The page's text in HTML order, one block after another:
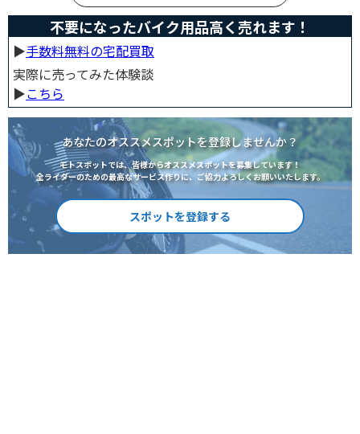
不要になったバイク用品高く売れます！
▶︎手数料無料の宅配買取
実際に売ってみた体験談
▶︎こちら
あなたのオススメスポットを登録しませんか？
モトスポットでは、皆様からオススメスポットを募集しています！
全ライダーのための最高なサービス作りに、ご協力よろしくお願いいたします。
スポットを登録する